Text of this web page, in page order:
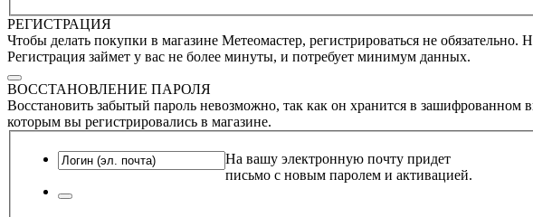
РЕГИСТРАЦИЯ
Чтобы делать покупки в магазине Метеомастер, регистрироваться не обязательно.
Регистрация займет у вас не более минуты, и потребует минимум данных.
ВОССТАНОВЛЕНИЕ ПАРОЛЯ
Восстановить забытый пароль невозможно, так как он хранится в
которым вы регистрировались в магазине.
На вашу электронную почту придет
письмо с новым паролем и активацией.